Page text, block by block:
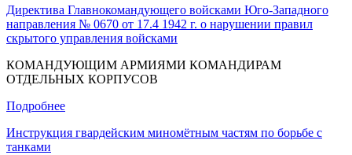
Директива Главнокомандующего войсками Юго-Западного
направления № 0670 от 17.4 1942 г. о нарушении правил
скрытого управления войсками
КОМАНДУЮЩИМ АРМИЯМИ КОМАНДИРАМ
ОТДЕЛЬНЫХ КОРПУСОВ
Подробнее
Инструкция гвардейским миномётным частям по борьбе с
танками